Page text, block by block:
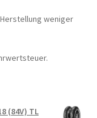
weniger
(84V) TL